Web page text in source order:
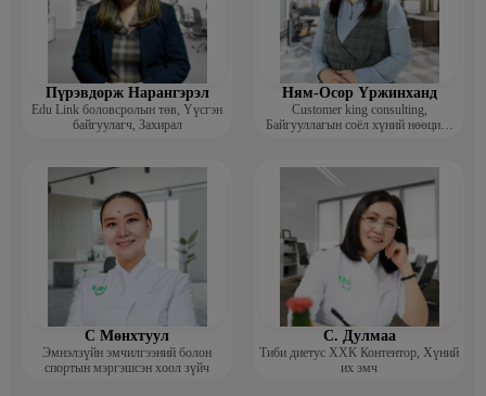
Пүрэвдорж Нарангэрэл
Edu Link боловсролын төв, Үүсгэн
байгуулагч, Захирал
Ням-Осор Үржинханд
Customer king consulting,
Байгууллагын соёл хүний нөөцийн
С Мөнхтуул
Эмнэлзүйн эмчилгээний болон
спортын мэргэшсэн хоол зүйч
С. Дулмаа
Тиби диетус ХХК Контентор, Хүний
их эмч